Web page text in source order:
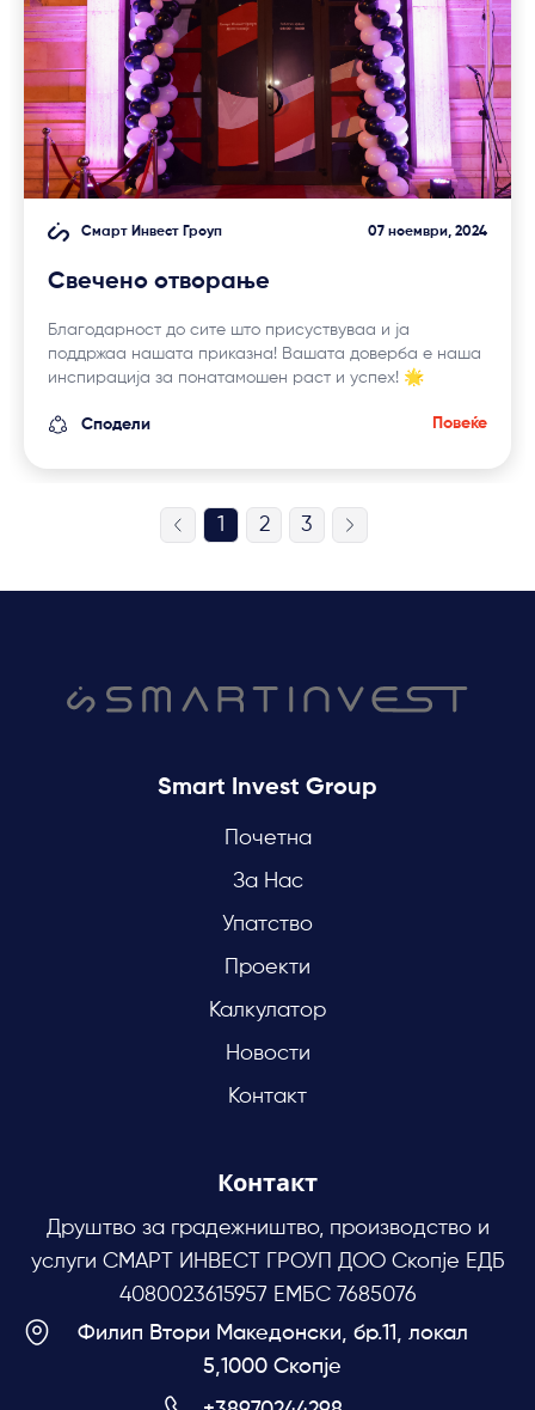
Смарт Инвест Гроуп 07 ноември, 2024
Свечено отворање
Благодарност до сите што присуствуваа и ја
поддржаа нашата приказна! Вашата доверба е наша
инспирација за понатамошен раст и успех! 🌟
Сподели Повеќе
1 2 3
Smart Invest Group
Почетна
За Нас
Упатство
Проекти
Калкулатор
Новости
Контакт
Контакт
Друштво за градежништво, производство и
услуги СМАРТ ИНВЕСТ ГРОУП ДОО Скопје ЕДБ
4080023615957 ЕМБС 7685076
Филип Втори Македонски, бр.11, локал
5,1000 Скопје